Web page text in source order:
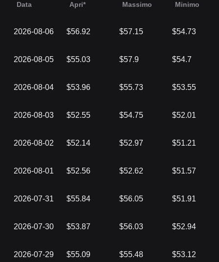
Data Apri* Massimo Minimo
2026-08-06 $56.92 $57.15 $54.73
2026-08-05 $55.03 $57.9 $54.7
2026-08-04 $53.96 $55.73 $53.55
2026-08-03 $52.55 $54.75 $52.01
2026-08-02 $52.14 $52.97 $51.21
2026-08-01 $52.56 $52.62 $51.57
2026-07-31 $55.84 $56.05 $51.91
2026-07-30 $53.87 $56.03 $52.94
2026-07-29 $55.09 $55.48 $53.12